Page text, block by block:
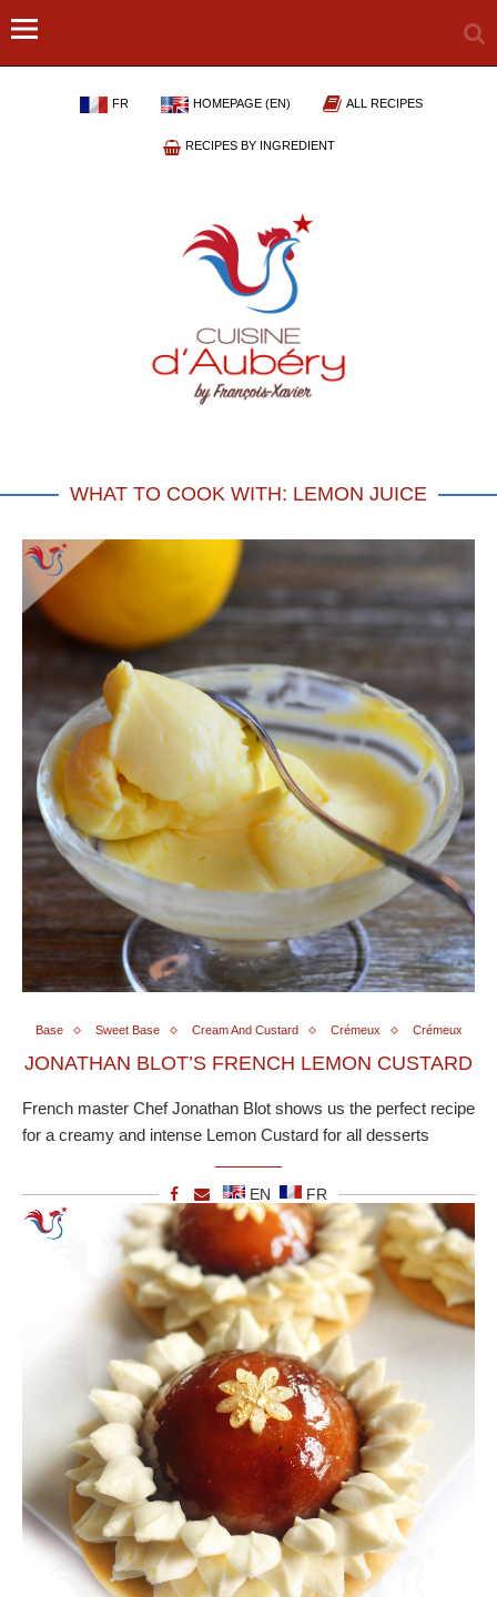
FR HOMEPAGE (EN) ALL RECIPES
RECIPES BY INGREDIENT
WHAT TO COOK WITH: LEMON JUICE
Base Sweet Base Cream And Custard Crémeux Crémeux
JONATHAN BLOT’S FRENCH LEMON CUSTARD
French master Chef Jonathan Blot shows us the perfect recipe
for a creamy and intense Lemon Custard for all desserts
EN FR